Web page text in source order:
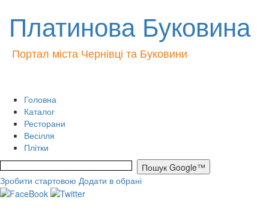
Платинова Буковина
Портал міста Чернівці та Буковини
Головна
Каталог
Ресторани
Весілля
Плітки
Зробити стартовою Додати в обрані